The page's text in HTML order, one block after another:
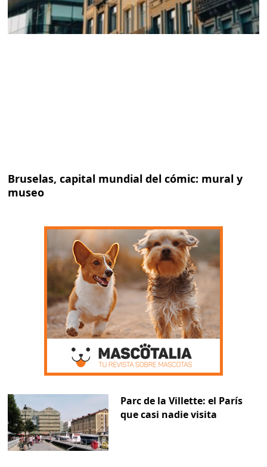
Bruselas, capital mundial del cómic: mural y
museo
Parc de la Villette: el París
que casi nadie visita